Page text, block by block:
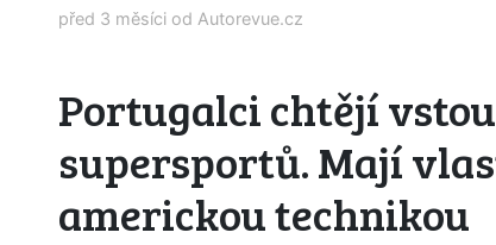
před 3 měsíci od Autorevue.cz
Portugalci chtějí
supersportů. Mají
americkou technikou